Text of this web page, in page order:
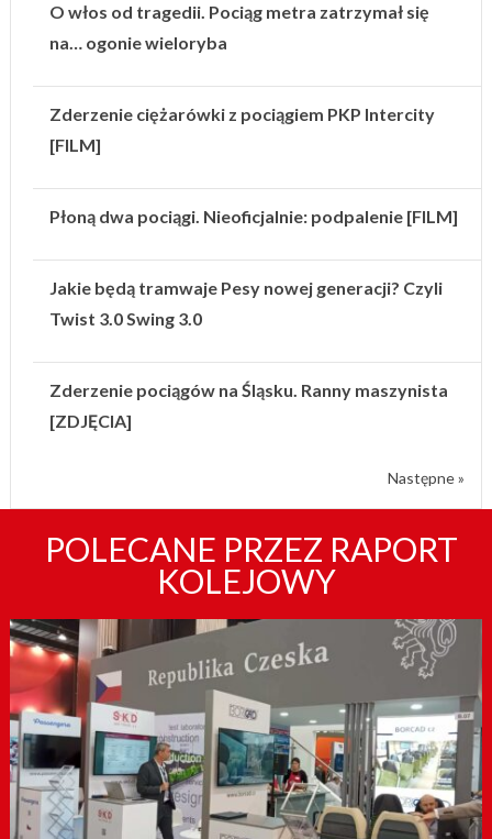
O włos od tragedii. Pociąg metra zatrzymał się
na… ogonie wieloryba
Zderzenie ciężarówki z pociągiem PKP Intercity
[FILM]
Płoną dwa pociągi. Nieoficjalnie: podpalenie [FILM]
Jakie będą tramwaje Pesy nowej generacji? Czyli
Twist 3.0 Swing 3.0
Zderzenie pociągów na Śląsku. Ranny maszynista
[ZDJĘCIA]
Następne »
POLECANE PRZEZ RAPORT
KOLEJOWY